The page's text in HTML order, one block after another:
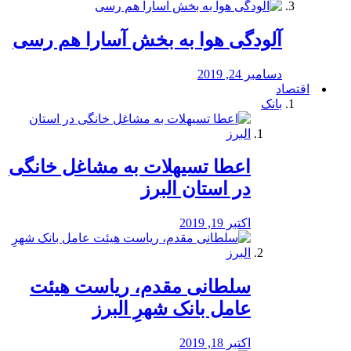
آلودگی هوا به بخش آسارا هم رسی
دسامبر 24, 2019
اقتصاد
بانک
️اعطا تسیهلات به مشاغل خانگی
در استان البرز
اکتبر 19, 2019
سلطانی مقدم، ریاست هیئت
عامل بانک شهرِ البرز
اکتبر 18, 2019